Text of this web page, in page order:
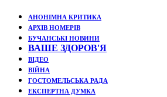
АНОНІМНА КРИТИКА
АРХІВ НОМЕРІВ
БУЧАНСЬКІ НОВИНИ
ВАШЕ ЗДОРОВ'Я
ВІДЕО
ВІЙНА
ГОСТОМЕЛЬСЬКА РАДА
ЕКСПЕРТНА ДУМКА